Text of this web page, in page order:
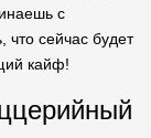
с
что сейчас будет
кайф!